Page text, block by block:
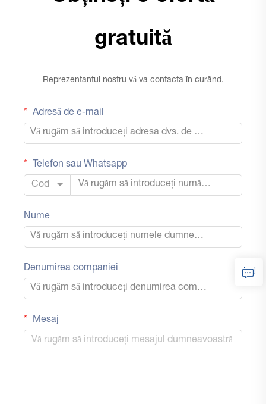
gratuită
Reprezentantul nostru vă va contacta în curând.
Adresă de e-mail
Telefon sau Whatsapp
Cod
Nume
Denumirea companiei
Mesaj